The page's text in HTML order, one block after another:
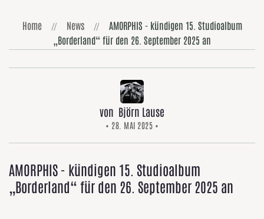
Home News
AMORPHIS - kündigen 15. Studioalbum
„Borderland“ für den 26. September 2025 an
von Björn Lause
• 28. MAI 2025 •
AMORPHIS - kündigen 15. Studioalbum
„Borderland“ für den 26. September 2025 an